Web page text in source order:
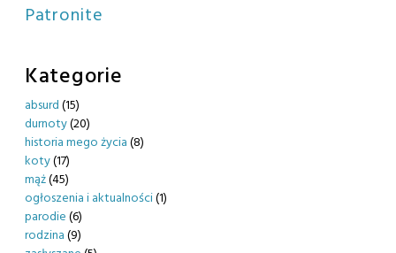
Patronite
Kategorie
absurd(15)
durnoty(20)
historia mego życia(8)
koty(17)
mąż(45)
ogłoszenia i aktualności(1)
parodie(6)
rodzina(9)